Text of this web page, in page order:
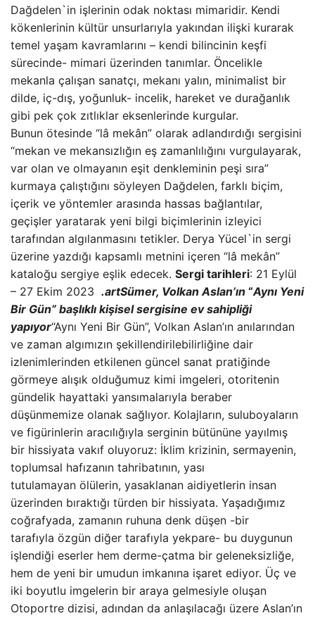
Dağdelen`in işlerinin odak noktası mimaridir. Kendi
kökenlerinin kültür unsurlarıyla yakından ilişki kurarak
temel yaşam kavramlarını – kendi bilincinin keşfi
sürecinde- mimari üzerinden tanımlar. Öncelikle
mekanla çalışan sanatçı, mekanı yalın, minimalist bir
dilde, iç-dış, yoğunluk- incelik, hareket ve durağanlık
gibi pek çok zıtlıklar eksenlerinde kurgular.
Bunun ötesinde “lâ mekân” olarak adlandırdığı sergisini
“mekan ve mekansızlığın eş zamanlılığını vurgulayarak,
var olan ve olmayanın eşit denkleminin peşi sıra”
kurmaya çalıştığını söyleyen Dağdelen, farklı biçim,
içerik ve yöntemler arasında hassas bağlantılar,
geçişler yaratarak yeni bilgi biçimlerinin izleyici
tarafından algılanmasını tetikler. Derya Yücel`in sergi
üzerine yazdığı kapsamlı metnini içeren “lâ mekân”
kataloğu sergiye eşlik edecek. Sergi tarihleri: 21 Eylül
– 27 Ekim 2023 .artSümer, Volkan Aslan’ın “Aynı Yeni
Bir Gün” başlıklı kişisel sergisine ev sahipliği
yapıyor“Aynı Yeni Bir Gün”, Volkan Aslan’ın anılarından
ve zaman algımızın şekillendirilebilirliğine dair
izlenimlerinden etkilenen güncel sanat pratiğinde
görmeye alışık olduğumuz kimi imgeleri, otoritenin
gündelik hayattaki yansımalarıyla beraber
düşünmemize olanak sağlıyor. Kolajların, suluboyaların
ve figürinlerin aracılığıyla serginin bütününe yayılmış
bir hissiyata vakıf oluyoruz: İklim krizinin, sermayenin,
toplumsal hafızanın tahribatının, yası
tutulamayan ölülerin, yasaklanan aidiyetlerin insan
üzerinden bıraktığı türden bir hissiyata. Yaşadığımız
coğrafyada, zamanın ruhuna denk düşen -bir
tarafıyla özgün diğer tarafıyla yekpare- bu duygunun
işlendiği eserler hem derme-çatma bir geleneksizliğe,
hem de yeni bir umudun imkanına işaret ediyor. Üç ve
iki boyutlu imgelerin bir araya gelmesiyle oluşan
Otoportre dizisi, adından da anlaşılacağı üzere Aslan’ın